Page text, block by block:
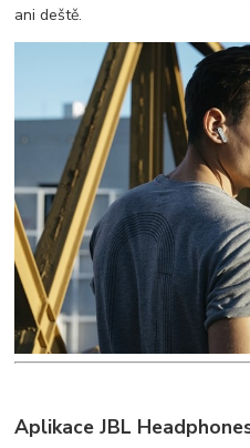
ani deště.
Aplikace JBL